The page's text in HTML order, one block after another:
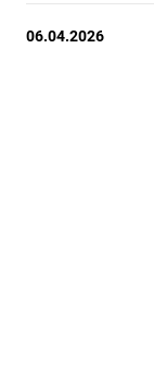
06.04.2026